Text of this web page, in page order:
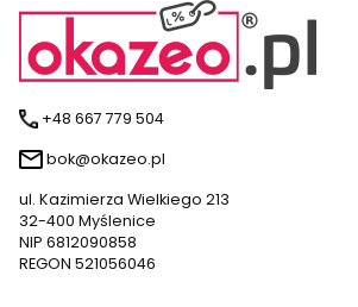
+48 667 779 504
bok@okazeo.pl
ul. Kazimierza Wielkiego 213
32-400 Myślenice
NIP 6812090858
REGON 521056046